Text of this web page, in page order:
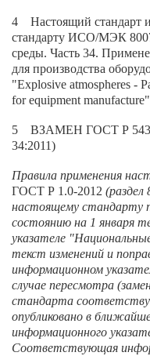
4 Настоящий стандарт
стандарту ИСО/МЭК
среды. Часть 34.
для производства
"Explosive atmospheres -
for equipment
5 ВЗАМЕН ГОСТ Р
34:2011)
Правила применения
ГОСТ Р 1.0-2012 (раздел
настоящему стандарту
состоянию на 1 января
указателе
текст изменений и
информационном
случае пересмотра
стандарта
опубликовано в
информационного
Соответствующая